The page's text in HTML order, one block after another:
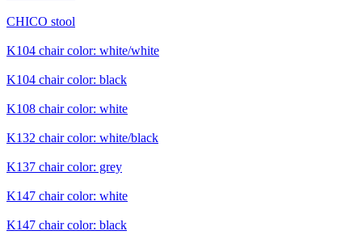
CHICO stool
K104 chair color: white/white
K104 chair color: black
K108 chair color: white
K132 chair color: white/black
K137 chair color: grey
K147 chair color: white
K147 chair color: black